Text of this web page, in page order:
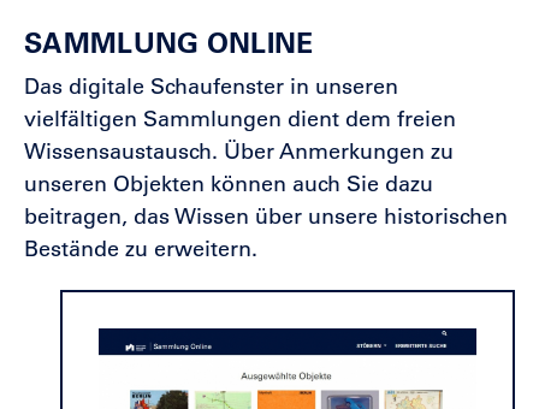
SAMMLUNG ONLINE
Das digitale Schaufenster in unseren
vielfältigen Sammlungen dient dem freien
Wissensaustausch. Über Anmerkungen zu
unseren Objekten können auch Sie dazu
beitragen, das Wissen über unsere historischen
Bestände zu erweitern.